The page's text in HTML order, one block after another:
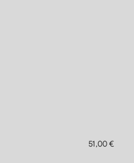
51,00 €